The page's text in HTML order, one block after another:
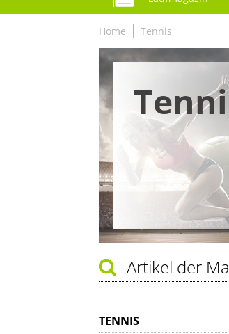
Home Tennis
Artikel der
TENNIS